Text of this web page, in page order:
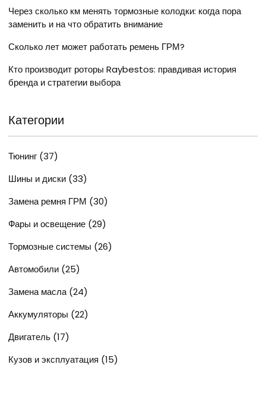
Через сколько км менять тормозные колодки: когда пора
заменить и на что обратить внимание
Сколько лет может работать ремень ГРМ?
Кто производит роторы Raybestos: правдивая история
бренда и стратегии выбора
Категории
Тюнинг (37)
Шины и диски (33)
Замена ремня ГРМ (30)
Фары и освещение (29)
Тормозные системы (26)
Автомобили (25)
Замена масла(24)
Аккумуляторы (22)
Двигатель (17)
Кузов и эксплуатация (15)